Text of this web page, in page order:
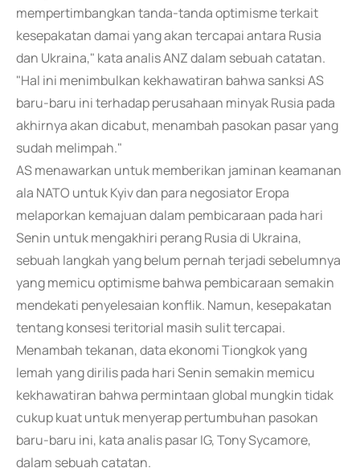
mempertimbangkan tanda-tanda optimisme terkait
kesepakatan damai yang akan tercapai antara Rusia
dan Ukraina," kata analis ANZ dalam sebuah catatan.
"Hal ini menimbulkan kekhawatiran bahwa sanksi AS
baru-baru ini terhadap perusahaan minyak Rusia pada
akhirnya akan dicabut, menambah pasokan pasar yang
sudah melimpah."
AS menawarkan untuk memberikan jaminan keamanan
ala NATO untuk Kyiv dan para negosiator Eropa
melaporkan kemajuan dalam pembicaraan pada hari
Senin untuk mengakhiri perang Rusia di Ukraina,
sebuah langkah yang belum pernah terjadi sebelumnya
yang memicu optimisme bahwa pembicaraan semakin
mendekati penyelesaian konflik. Namun, kesepakatan
tentang konsesi teritorial masih sulit tercapai.
Menambah tekanan, data ekonomi Tiongkok yang
lemah yang dirilis pada hari Senin semakin memicu
kekhawatiran bahwa permintaan global mungkin tidak
cukup kuat untuk menyerap pertumbuhan pasokan
baru-baru ini, kata analis pasar IG, Tony Sycamore,
dalam sebuah catatan.